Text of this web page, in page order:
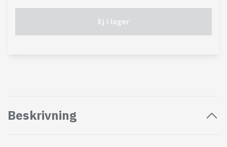
Ej i lager
Beskrivning